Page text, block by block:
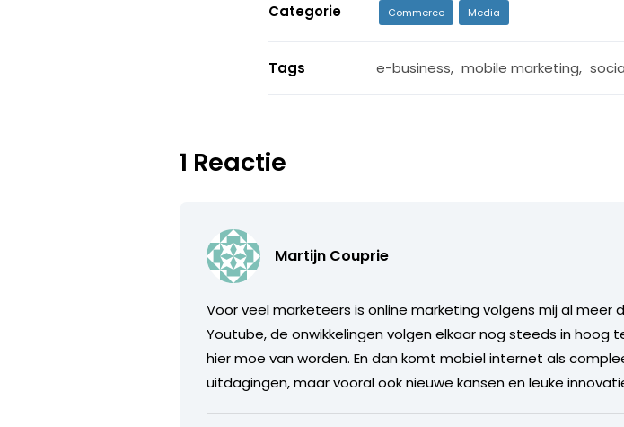
Categorie Commerce Media
Tags e-business, mobile marketing,
1 Reactie
Martijn Couprie
Voor veel marketeers is online marketing volgens mij al
Youtube, de onwikkelingen volgen elkaar nog steeds in
hier moe van worden. En dan komt mobiel internet als
uitdagingen, maar vooral ook nieuwe kansen en leuke